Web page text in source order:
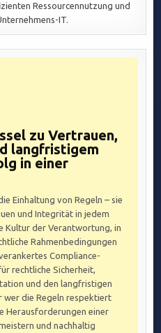
Ressourcennutzung und
IT.
zu Vertrauen,
langfristigem
in einer
Einhaltung von Regeln – sie
und Integrität in jedem
Kultur der Verantwortung, in
Rahmenbedingungen
Compliance-
rechtliche Sicherheit,
und den langfristigen
wer die Regeln respektiert
Herausforderungen einer
und nachhaltig